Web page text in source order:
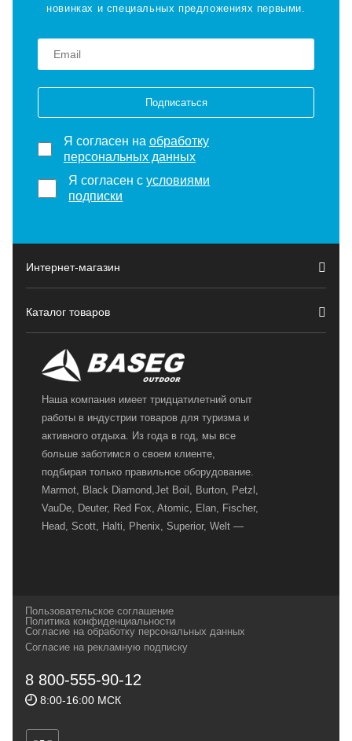
новинках и специальных предложениях первыми.
Подписаться
Я согласен на обработку
персональных данных
Я согласен сусловиями
подписки
Интернет-магазин
Каталог товаров
Наша компания имеет тридцатилетний опыт
работы в индустрии товаров для туризма и
активного отдыха. Из года в год, мы все
больше заботимся о своем клиенте,
подбирая только правильное оборудование.
Marmot, Black Diamond,Jet Boil, Burton, Petzl,
VauDe, Deuter, Red Fox, Atomic, Elan, Fischer,
Head, Scott, Halti, Phenix, Superior, Welt —
и взыскательных путешественников,
спортсменов и отдыхающих.
Геннадьевич
ИНН 590300057023 ОГРН 304590319000121
Пользовательское соглашение
Политика конфиденциальности
Согласие на обработку персональных данных
Согласие на рекламную подписку
8 800-555-90-12
8:00-16:00 МСК